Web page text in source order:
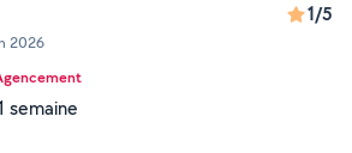
2026
1/5
semaine